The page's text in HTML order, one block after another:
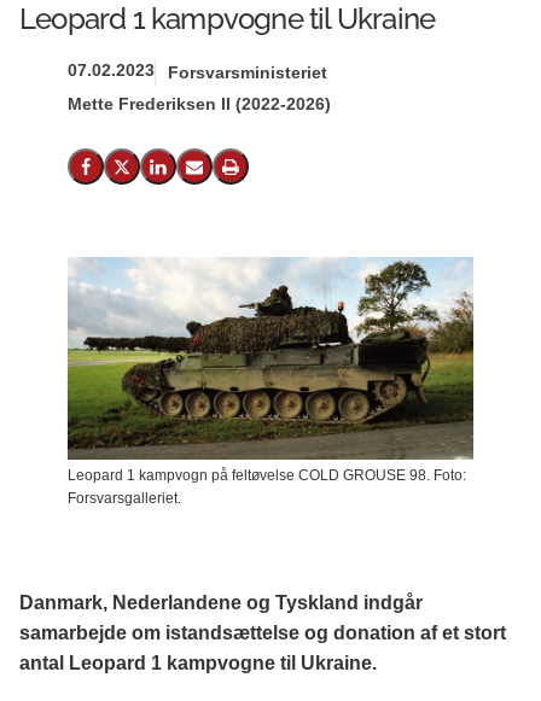
Leopard 1 kampvogne til Ukraine
07.02.2023
Forsvarsministeriet
Mette Frederiksen II (2022-2026)
Del på Facebook
Del på X (Twitter)
Del på LinkedIn
Send email
Print
Leopard 1 kampvogn på feltøvelse COLD GROUSE 98. Foto:
Forsvarsgalleriet.
Danmark, Nederlandene og Tyskland indgår
samarbejde om istandsættelse og donation af et stort
antal Leopard 1 kampvogne til Ukraine.